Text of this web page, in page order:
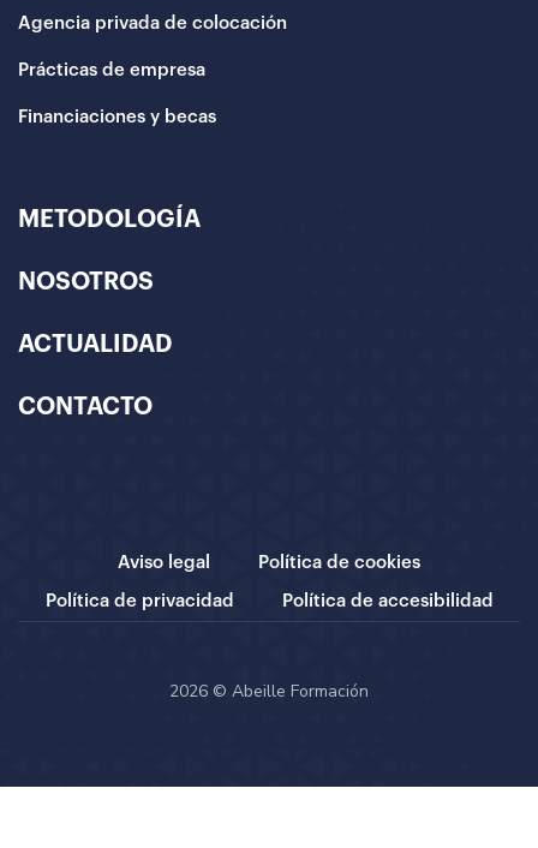
Agencia privada de colocación
Prácticas de empresa
Financiaciones y becas
METODOLOGÍA
NOSOTROS
ACTUALIDAD
CONTACTO
Aviso legal Política de cookies
Política de privacidad Política de accesibilidad
2026 © Abeille Formación